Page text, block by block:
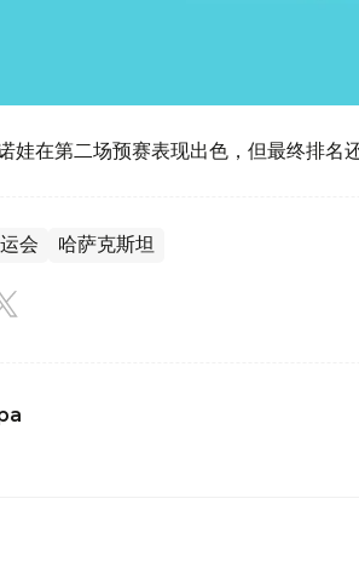
娃在第二场预赛表现出色，但最终排名
会 哈萨克斯坦